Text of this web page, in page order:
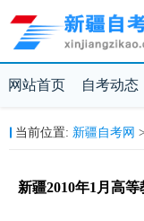
网站首页 自考动态
当前位置: 新疆自考网 >
新疆2010年1月高